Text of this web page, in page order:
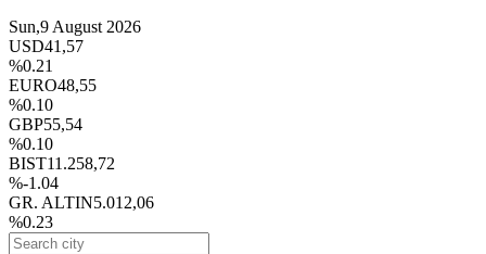
Sun,9 August 2026
USD41,57
%0.21
EURO48,55
%0.10
GBP55,54
%0.10
BIST11.258,72
%-1.04
GR. ALTIN5.012,06
%0.23